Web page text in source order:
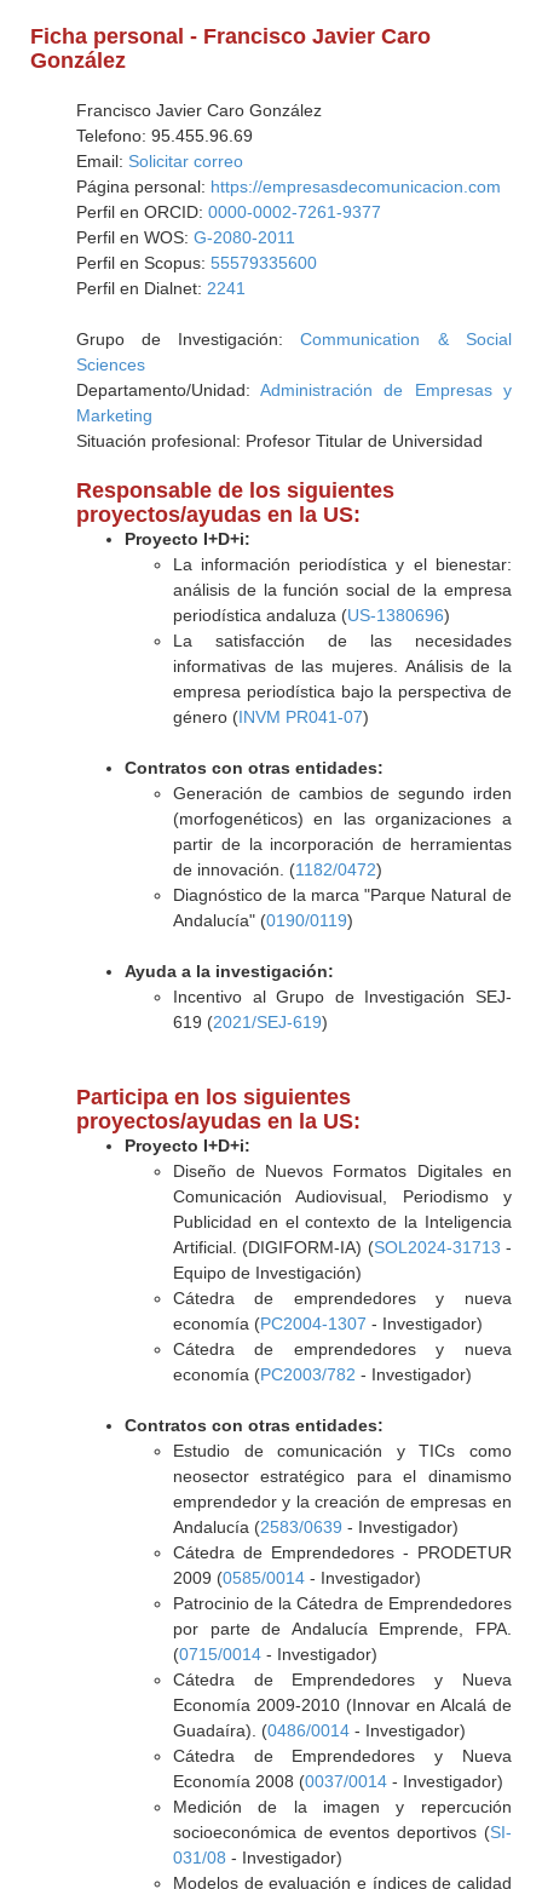
Ficha personal - Francisco Javier Caro
González
Francisco Javier Caro González
Telefono: 95.455.96.69
Email: Solicitar correo
Página personal: https://empresasdecomunicacion.com
Perfil en ORCID: 0000-0002-7261-9377
Perfil en WOS: G-2080-2011
Perfil en Scopus: 55579335600
Perfil en Dialnet: 2241
Grupo de Investigación:Communication & Social
Sciences
Departamento/Unidad:Administración de Empresas y
Marketing
Situación profesional: Profesor Titular de Universidad
Responsable de los siguientes
proyectos/ayudas en la US:
Proyecto I+D+i:
La información periodística y el bienestar:
análisis de la función social de la empresa
periodística andaluza (US-1380696)
La satisfacción de las necesidades
informativas de las mujeres. Análisis de la
empresa periodística bajo la perspectiva de
género (INVM PR041-07)
Contratos con otras entidades:
Generación de cambios de segundo irden
(morfogenéticos) en las organizaciones a
partir de la incorporación de herramientas
de innovación. (1182/0472)
Diagnóstico de la marca "Parque Natural de
Andalucía" (0190/0119)
Ayuda a la investigación:
Incentivo al Grupo de Investigación SEJ-
619 (2021/SEJ-619)
Participa en los siguientes
proyectos/ayudas en la US:
Proyecto I+D+i:
Diseño de Nuevos Formatos Digitales en
Comunicación Audiovisual, Periodismo y
Publicidad en el contexto de la Inteligencia
Artificial. (DIGIFORM-IA) (SOL2024-31713 -
Equipo de Investigación)
Cátedra de emprendedores y nueva
economía (PC2004-1307 - Investigador)
Cátedra de emprendedores y nueva
economía (PC2003/782 - Investigador)
Contratos con otras entidades:
Estudio de comunicación y TICs como
neosector estratégico para el dinamismo
emprendedor y la creación de empresas en
Andalucía (2583/0639 - Investigador)
Cátedra de Emprendedores - PRODETUR
2009 (0585/0014- Investigador)
Patrocinio de la Cátedra de Emprendedores
por parte de Andalucía Emprende, FPA.
(0715/0014- Investigador)
Cátedra de Emprendedores y Nueva
Economía 2009-2010 (Innovar en Alcalá de
Guadaíra). (0486/0014- Investigador)
Cátedra de Emprendedores y Nueva
Economía 2008 (0037/0014- Investigador)
Medición de la imagen y repercución
socioeconómica de eventos deportivos (SI-
031/08 - Investigador)
Modelos de evaluación e índices de calidad